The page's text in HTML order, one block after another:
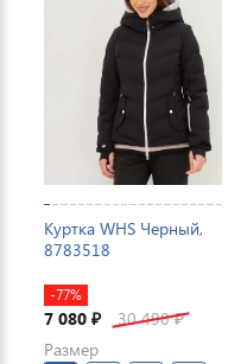
Куртка WHS Черный,
8783518
-77%
7 080 ₽ 30 490₽
Размер